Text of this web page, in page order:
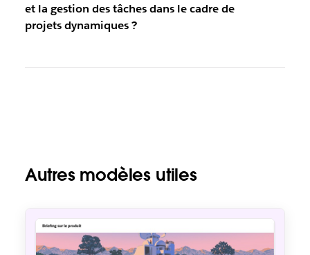
et la gestion des tâches dans le cadre de
projets dynamiques ?
Autres modèles utiles